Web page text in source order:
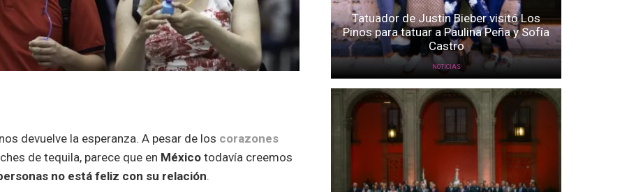
devuelve la esperanza. A pesar de los corazones
de tequila, parece que en México todavía creemos
no está feliz con su relación.
Tatuador de Justin Bieber visitó Los
Pinos para tatuar a Paulina Peña y Sofía
Castro
NOTICIAS